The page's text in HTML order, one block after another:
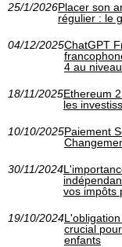
25/1/2026Placer son
régulier : le
04/12/2025ChatGPT
4 au
18/11/2025Ethereum
les
10/10/2025Paiement
30/11/2024
vos impôts
19/10/2024
crucial
enfants